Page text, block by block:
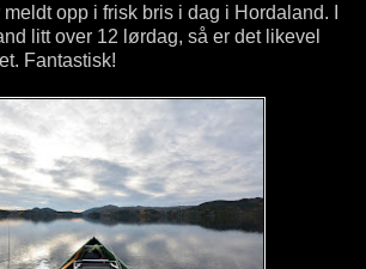
opp i frisk bris i dag i Hordaland. I
litt over 12 lørdag, så er det likevel
Fantastisk!